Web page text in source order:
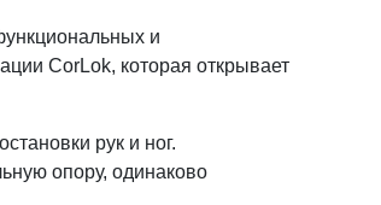
и
CorLok, которая открывает
рук и ног.
опору, одинаково